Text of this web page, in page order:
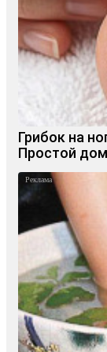
Грибок на
Простой